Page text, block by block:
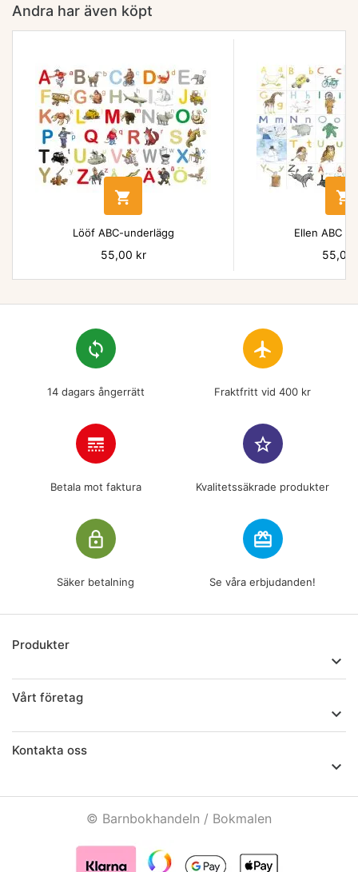
Andra har även köpt

Lööf ABC-underlägg
Pris
55,00 kr

Ellen ABC
Pris
55,00
loop
14 dagars ångerrätt
flight
Fraktfritt vid 400 kr
line_style
Betala mot faktura
star_border
Kvalitetssäkrade produkter
lock_outline
Säker betalning
redeem
Se våra erbjudanden!
Produkter

Vårt företag

Kontakta oss

© Barnbokhandeln / Bokmalen